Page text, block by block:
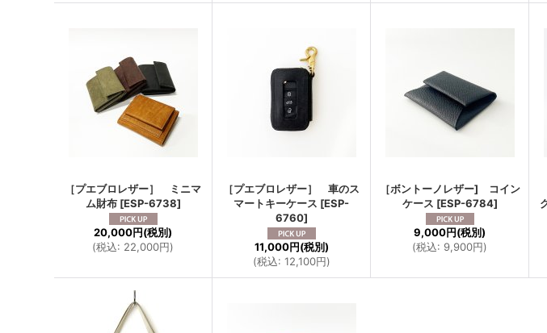
［プエブロレザー］ ミニマ
ム財布 [ESP-6738]
20,000円(税別)
(税込: 22,000円)
［プエブロレザー］ 車のス
マートキーケース [ESP-
6760]
11,000円(税別)
(税込: 12,100円)
［ボントーノレザー] コイン
ケース [ESP-6784]
9,000円(税別)
(税込: 9,900円)